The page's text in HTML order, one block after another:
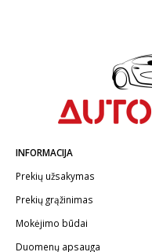
INFORMACIJA
Prekių užsakymas
Prekių grąžinimas
Mokėjimo būdai
Duomenų apsauga